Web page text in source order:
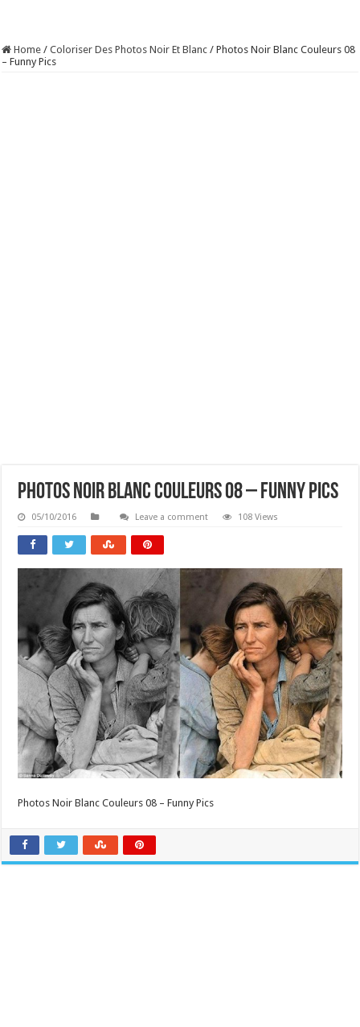
Home / Coloriser Des Photos Noir Et Blanc / Photos Noir Blanc Couleurs 08
– Funny Pics
Photos Noir Blanc Couleurs 08 – Funny Pics
05/10/2016 Leave a comment 108 Views
Photos Noir Blanc Couleurs 08 – Funny Pics